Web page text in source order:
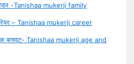
-Tanishaa mukerji family
– Tanishaa mukerji career
बनावट- Tanishaa mukerji age and